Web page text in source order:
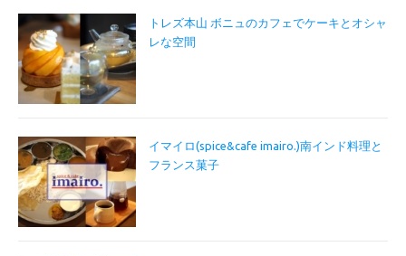
トレズ本山 ボニュのカフェでケーキとオシャ
レな空間
イマイロ(spice&cafe imairo.)南インド料理と
フランス菓子